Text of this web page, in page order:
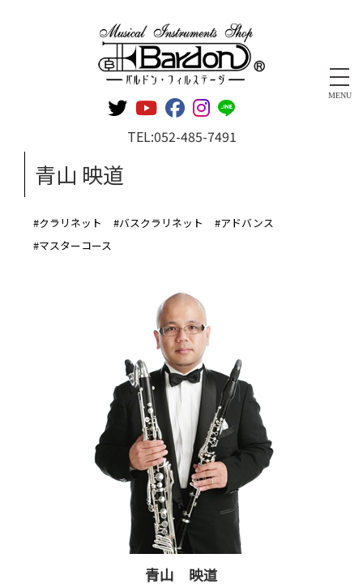
MENU
TEL:052-485-7491
青山 映道
#クラリネット #バスクラリネット
#アドバンス
#マスターコース
青山 映道